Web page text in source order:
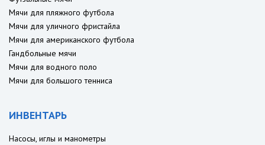
Мячи для пляжного футбола
Мячи для уличного фристайла
Мячи для американского футбола
Гандбольные мячи
Мячи для водного поло
Мячи для большого тенниса
ИНВЕНТАРЬ
Насосы, иглы и манометры